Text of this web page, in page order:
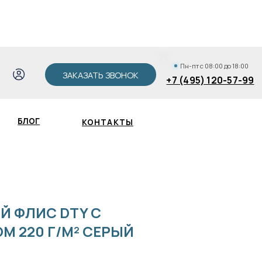
+7 (495) 120-57-99
ЗАКАЗАТЬ ЗВОНОК
ФЛИС DTY С
220 Г/М² СЕРЫЙ